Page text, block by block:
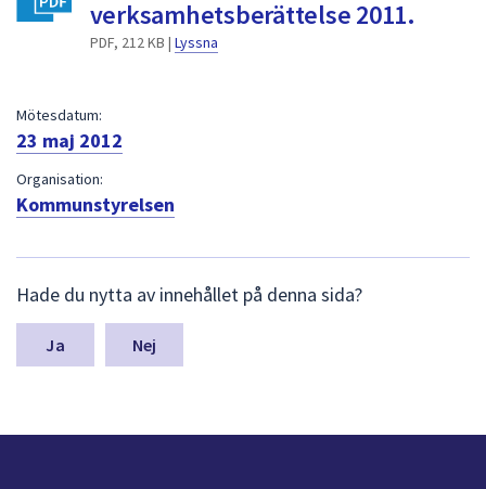
att
verksamhetsberättelse 2011.
PDF, 212 KB | Lyssna
Mötesdatum:
23 maj 2012
Organisation:
Kommunstyrelsen
ä
m
a
n
Hade du nytta av innehållet på denna sida?
Nej